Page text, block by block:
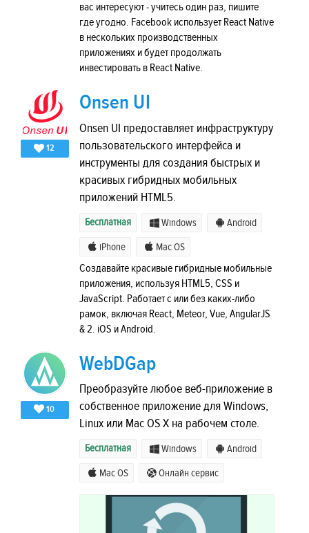
вас интересуют - учитесь один раз, пишите
где угодно. Facebook использует React Native
в нескольких производственных
приложениях и будет продолжать
инвестировать в React Native.
12
Onsen UI
Onsen UI предоставляет инфраструктуру
пользовательского интерфейса и
инструменты для создания быстрых и
красивых гибридных мобильных
приложений HTML5.
Бесплатная Windows Android
iPhone Mac OS
Создавайте красивые гибридные мобильные
приложения, используя HTML5, CSS и
JavaScript. Работает с или без каких-либо
рамок, включая React, Meteor, Vue, AngularJS
& 2. iOS и Android.
10
WebDGap
Преобразуйте любое веб-приложение в
собственное приложение для Windows,
Linux или Mac OS X на рабочем столе.
Бесплатная Windows Android
Mac OS Онлайн сервис